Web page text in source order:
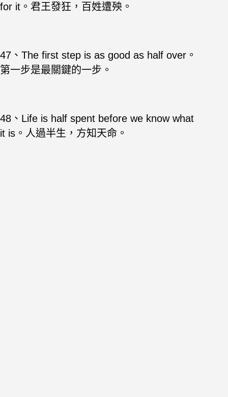
for it。君王發狂，百姓遭殃。
47、The first step is as good as half over。
第一步是最關鍵的一步。
48、Life is half spent before we know what
it is。人過半生，方知天命。